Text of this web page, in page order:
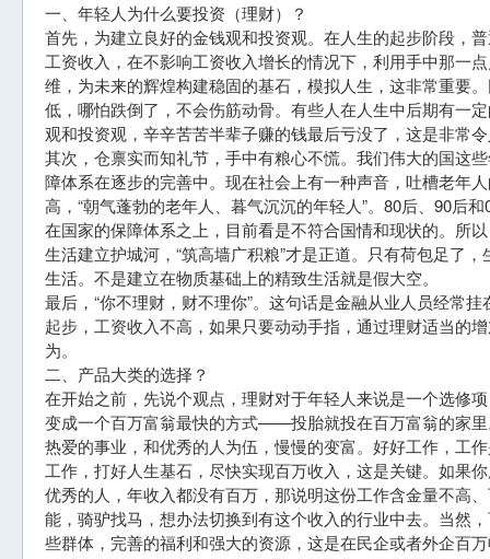
一、年轻人为什么要投资（理财）？
首先，为建立良好的金钱观和投资观。在人生的起步阶段，
工资收入，在不影响工资收入增长的情况下，利用手中那一
维，为未来的辉煌构建稳固的基石，模拟人生，这非常重要
低，哪怕跌倒了，不会伤筋动骨。有些人在人生中后期有一
观和投资观，辛辛苦苦半辈子赚的钱最后亏没了，这是非常
其次，仓禀实而知礼节，手中有粮心不慌。我们伟大的国这
障体系在逐步的完善中。现在社会上有一种声音，吐槽老年
高，“朝气蓬勃的老年人、暮气沉沉的年轻人”。80后、90后
在国家的保障体系之上，目前看是不符合国情和现状的。所
生活建立护城河，“筑高墙广积粮”才是正道。只有荷包足了
生活。不是建立在物质基础上的精致生活就是假大空。
最后，“你不理财，财不理你”。这句话是金融从业人员经常
起步，工资收入不高，如果只要动动手指，通过理财适当的
为。
二、产品大类的选择？
在开始之前，先说个观点，理财对于年轻人来说是一个选修
变成一个百万富翁最快的方式——投胎就投在百万富翁的家
热爱的事业，和优秀的人为伍，慢慢的变富。好好工作，工
工作，打好人生基石，尽快实现百万收入，这是关键。如果
优秀的人，年收入都没有百万，那说明这份工作含金量不高
能，骑驴找马，想办法切换到有这个收入的行业中去。当然
些群体，完善的福利和强大的资源，这是在民企或者外企百